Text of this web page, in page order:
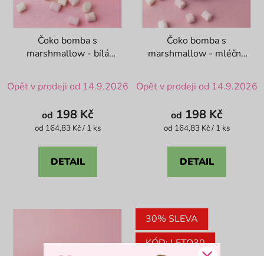
Čoko bomba s
marshmallow - bílá
hodnocení
produktu
je
z
Opět v prodeji od 14.9.2026
od 198 Kč
Měrná
od 164,83 Kč / 1 ks
DETAIL
Čoko bomba s
marshmallow - mléčná
hodnocení
produktu
je
z
Opět v prodeji od 14.9.2026
od 198 Kč
Měrná
od 164,83 Kč / 1 ks
DETAIL
30% SLEVA
KÓD: LETO30